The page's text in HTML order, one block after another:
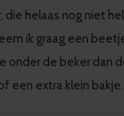
helaas nog niet
ik graag een
onder de beker dan
een extra klein bakje.